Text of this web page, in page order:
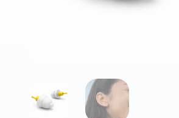
Outillages & consommables
À PROPOS